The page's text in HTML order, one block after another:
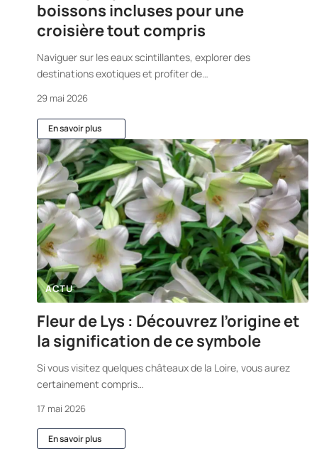
boissons incluses pour une
croisière tout compris
Naviguer sur les eaux scintillantes, explorer des
destinations exotiques et profiter de…
29 mai 2026
En savoir plus
ACTU
Fleur de Lys : Découvrez l’origine et
la signification de ce symbole
Si vous visitez quelques châteaux de la Loire, vous aurez
certainement compris…
17 mai 2026
En savoir plus